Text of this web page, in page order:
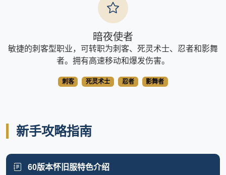
暗夜使者
敏捷的刺客型职业，可转职为刺客、死灵术士、忍者和影舞
者。拥有高速移动和爆发伤害。
刺客 死灵术士 忍者 影舞者
新手攻略指南
60版本怀旧服特色介绍